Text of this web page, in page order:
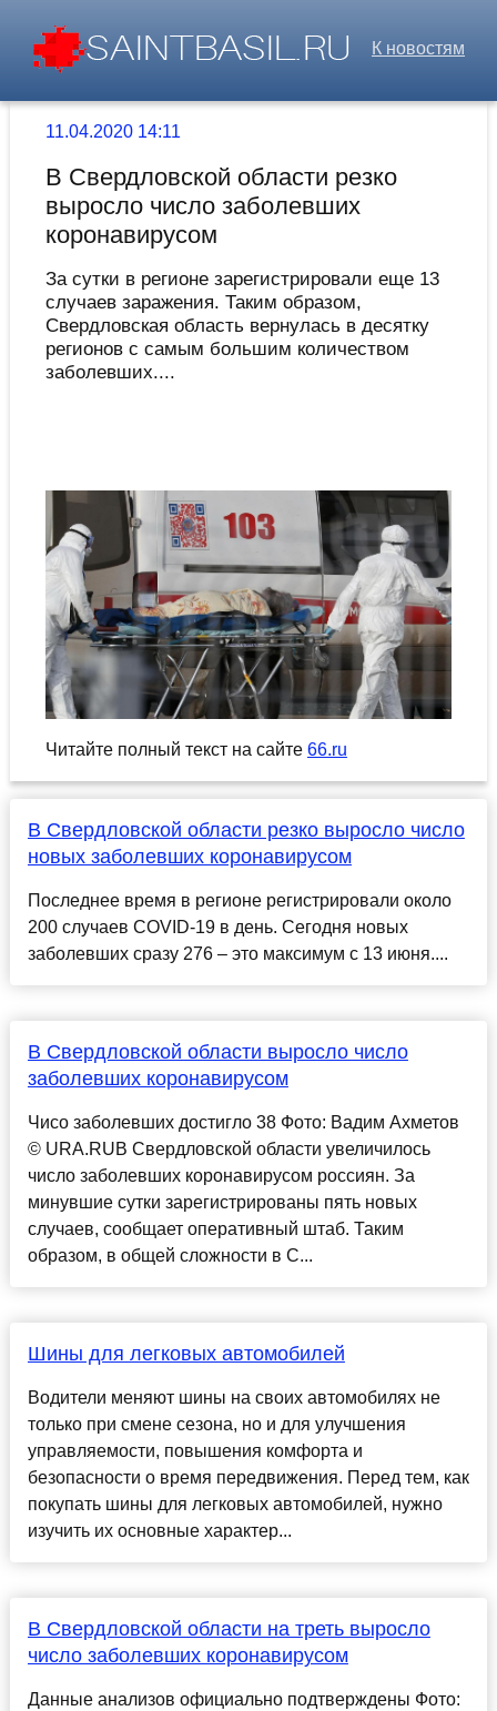
К новостям
11.04.2020 14:11
В Свердловской области резко
выросло число заболевших
коронавирусом
За сутки в регионе зарегистрировали еще 13
случаев заражения. Таким образом,
Свердловская область вернулась в десятку
регионов с самым большим количеством
заболевших....
Читайте полный текст на сайте 66.ru
В Свердловской области резко выросло число
новых заболевших коронавирусом
Последнее время в регионе регистрировали около
200 случаев COVID-19 в день. Сегодня новых
заболевших сразу 276 – это максимум с 13 июня....
В Свердловской области выросло число
заболевших коронавирусом
Чисо заболевших достигло 38 Фото: Вадим Ахметов
© URA.RUВ Свердловской области увеличилось
число заболевших коронавирусом россиян. За
минувшие сутки зарегистрированы пять новых
случаев, сообщает оперативный штаб. Таким
образом, в общей сложности в С...
Шины для легковых автомобилей
Водители меняют шины на своих автомобилях не
только при смене сезона, но и для улучшения
управляемости, повышения комфорта и
безопасности о время передвижения. Перед тем, как
покупать шины для легковых автомобилей, нужно
изучить их основные характер...
В Свердловской области на треть выросло
число заболевших коронавирусом
Данные анализов официально подтверждены Фото: